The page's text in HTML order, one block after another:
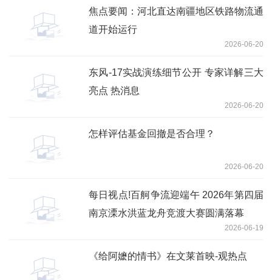
焦点要闻：河北直达南疆地区铁路物流通
道开始运行
2026-06-20
东风-17实战演练细节公开 专家详解三大
亮点 热消息
2026-06-20
怎样评估基金回撤是否合理？
2026-06-20
每日视点!百舸争流迎端午 2026年第四届
南京溧水洪蓝龙舟竞渡大赛圆满落幕
2026-06-19
《给阿嬷的情书》在文莱首映-观热点